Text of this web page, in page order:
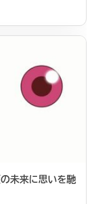
未来に思いを馳